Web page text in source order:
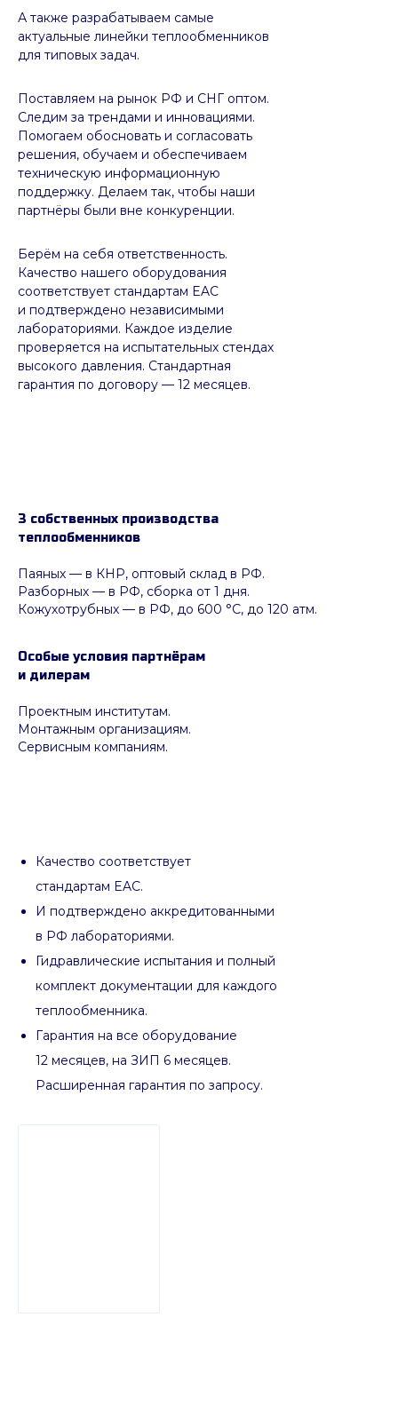
А также разрабатываем самые
актуальные линейки теплообменников
для типовых задач.
Берём на себя ответственность.
Качество нашего оборудования
соответствует стандартам EAC
и подтверждено независимыми
лабораториями. Каждое изделие
проверяется на испытательных стендах
высокого давления. Стандартная
гарантия по договору — 12 месяцев.
Поставляем на рынок РФ и СНГ оптом.
Следим за трендами и инновациями.
Помогаем обосновать и согласовать
решения, обучаем и обеспечиваем
техническую информационную
поддержку. Делаем так, чтобы наши
партнёры были вне конкуренции.
3 собственных производства
теплообменников
Паяных — в КНР, оптовый склад в РФ.
Разборных — в РФ, сборка от 1 дня.
Кожухотрубных — в РФ, до 600 °C, до 120 атм.
Особые условия партнёрам
и дилерам
Проектным институтам.
Монтажным организациям.
Сервисным компаниям.
Качество соответствует
стандартам EAC.
И подтверждено аккредитованными
в РФ лабораториями.
Гидравлические испытания и полный
комплект документации для каждого
теплообменника.
Гарантия на все оборудование
12 месяцев, на ЗИП 6 месяцев.
Расширенная гарантия по запросу.